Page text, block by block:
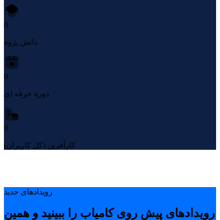
0
دانش پژوه
0
دوره حرفه ای
0
کارآفرین (کل کاربران)
رویدادهای جدید
رویدادهای پیشِ روی کامیاب را ببینید و همین